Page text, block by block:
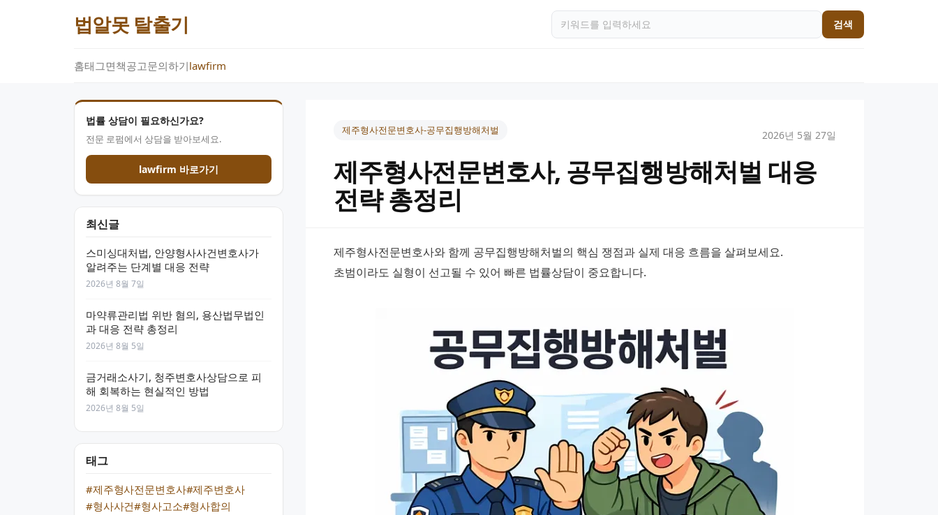
법알못 탈출기 검색
홈태그면책공고문의하기lawfirm
법률 상담이 필요하신가요?
전문 로펌에서 상담을 받아보세요.
lawfirm 바로가기
최신글
스미싱대처법, 안양형사사건변호사가
알려주는 단계별 대응 전략
2026년 8월 7일
마약류관리법 위반 혐의, 용산법무법인
과 대응 전략 총정리
2026년 8월 5일
금거래소사기, 청주변호사상담으로 피
해 회복하는 현실적인 방법
2026년 8월 5일
태그
#제주형사전문변호사#제주변호사
#형사사건#형사고소#형사합의
제주형사전문변호사-공무집행방해처벌 2026년 5월 27일
제주형사전문변호사, 공무집행방해처벌 대응
전략 총정리
제주형사전문변호사와 함께 공무집행방해처벌의 핵심 쟁점과 실제 대응 흐름을 살펴보세요.
초범이라도 실형이 선고될 수 있어 빠른 법률상담이 중요합니다.